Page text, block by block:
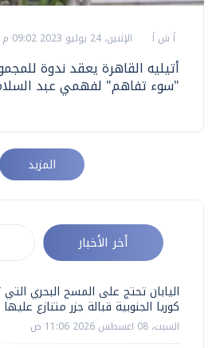
أ ش أ الإثنين، 24 يوليو 2023 09:02 م
أتيليه القاهرة يعقد ندوة
"سوء تفاهم" لفهمي عبد
المزيد
أخر الأخبار
اليابان تحتج على المسح البحري التي
كوريا الجنوبية قبالة جزر متنازع عليها
السبت، 08 اغسطس 2026 11:06 ص